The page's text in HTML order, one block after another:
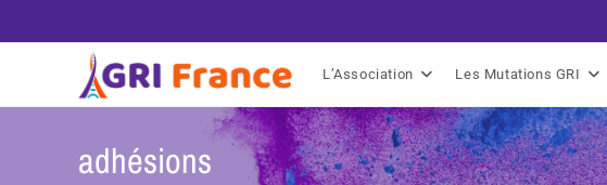
L’Association Les Mutations GRI
adhésions